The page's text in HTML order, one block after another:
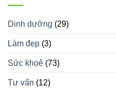
Dinh dưỡng (29)
Làm đẹp (3)
Sức khoẻ (73)
Tư vấn (12)